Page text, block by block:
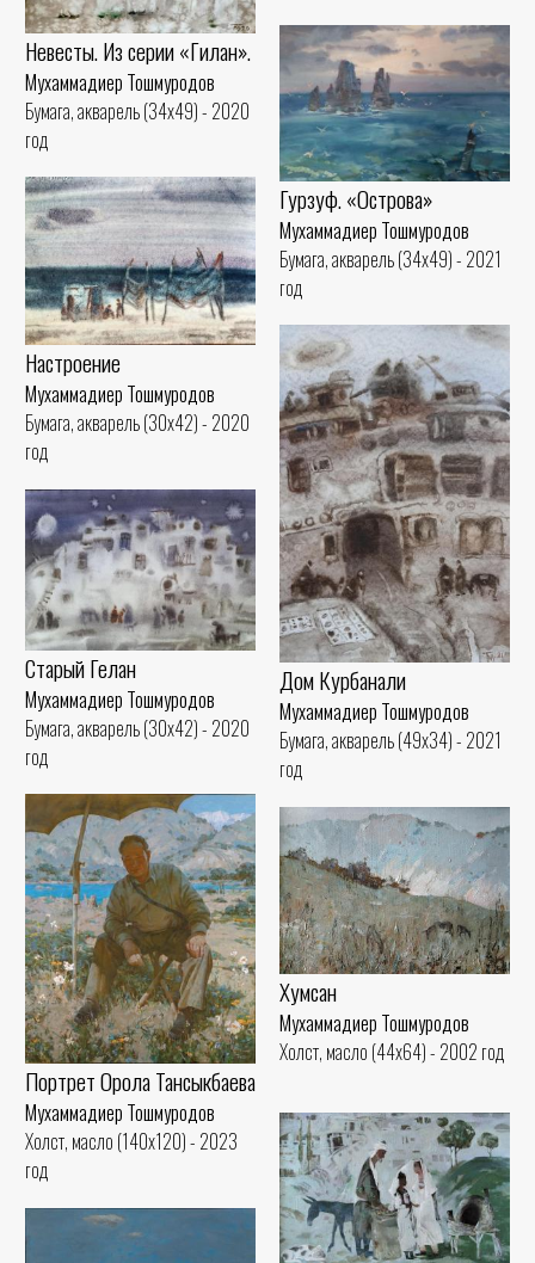
Невесты. Из серии «Гилан».
Мухаммадиер Тошмуродов
Бумага, акварель (34x49) - 2020
год
Гурзуф. «Острова»
Мухаммадиер Тошмуродов
Бумага, акварель (34x49) - 2021
год
Настроение
Мухаммадиер Тошмуродов
Бумага, акварель (30x42) - 2020
год
Дом Курбанали
Мухаммадиер Тошмуродов
Бумага, акварель (49x34) - 2021
год
Старый Гелан
Мухаммадиер Тошмуродов
Бумага, акварель (30x42) - 2020
год
Портрет Орола Тансыкбаева
Мухаммадиер Тошмуродов
Холст, масло (140x120) - 2023
год
Хумсан
Мухаммадиер Тошмуродов
Холст, масло (44x64) - 2002 год